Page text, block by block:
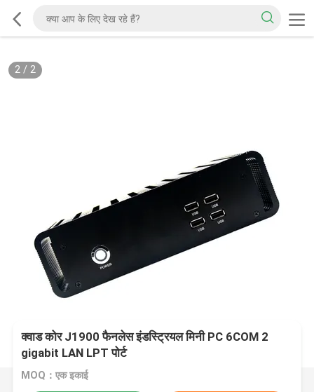
2/ 2
क्वाड कोर J1900 फैनलेस इंडस्ट्रियल मिनी PC 6COM 2
gigabit LAN LPT पोर्ट
MOQ：एक इकाई